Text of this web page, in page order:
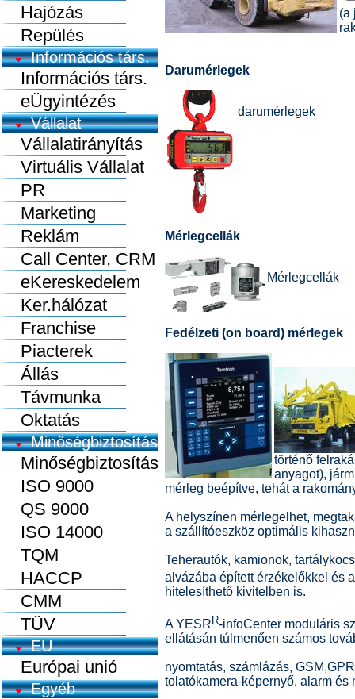
Hajózás
Repülés
Információs társ.
Információs társ.
eÜgyintézés
Vállalat
Vállalatirányítás
Virtuális Vállalat
PR
Marketing
Reklám
Call Center, CRM
eKereskedelem
Ker.hálózat
Franchise
Piacterek
Állás
Távmunka
Oktatás
Minőségbiztosítás
Minőségbiztosítás
ISO 9000
QS 9000
ISO 14000
TQM
HACCP
CMM
TÜV
EU
Európai unió
Egyéb
(a
Darumérlegek
darumérlegek
Mérlegcellák
Mérlegcellák
Fedélzeti (on board) mérlegek
történő
anyagot),
mérleg beépítve, tehát a
A helyszínen mérlegelhet,
a szállítóeszköz optimális
Teherautók, kamionok,
alvázába épített érzékelőkkel és
hitelesíthető kivitelben is.
A YESRR-infoCenter moduláris
ellátásán túlmenően számos
nyomtatás, számlázás,
tolatókamera-képernyő, alarm és